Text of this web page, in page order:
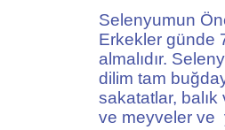
Selenyumun
Erkekler günde
almalıdır.
dilim tam
sakatatlar,
ve meyveler ve